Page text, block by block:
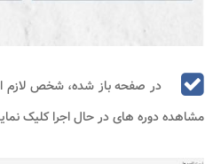
در صفحه باز شده، شخص لازم
مشاهده دوره های در حال اجرا کلیک